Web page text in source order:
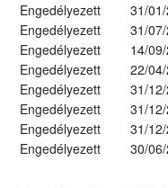
Engedélyezett
31/
Engedélyezett
31/
Engedélyezett
14/
Engedélyezett
22/
Engedélyezett
31/
Engedélyezett
31/
Engedélyezett
31/
Engedélyezett
30/